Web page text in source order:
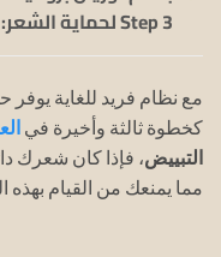
Step 3 لحماية الشعر:
مع نظام فريد للغاية يوفر
كخطوة ثالثة وأخيرة في
التبييض، فإذا كان شعرك
مما يمنعك من القيام بهذه